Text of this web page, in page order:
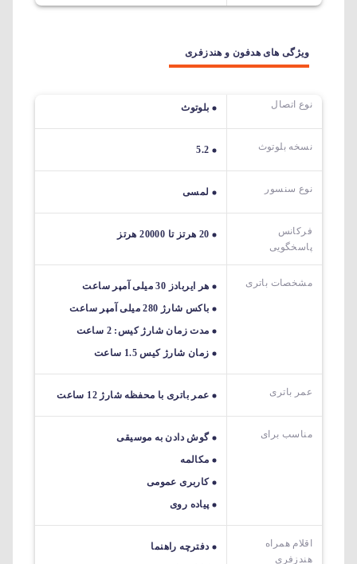
ویژگی های هدفون و هندزفری
نوع اتصال بلوتوث
نسخه بلوتوث 5.2
نوع سنسور لمسی
فرکانس
پاسخگویی
20 هرتز تا 20000 هرتز
مشخصات باتری
هر ایربادز 30 میلی آمپر ساعت
باکس شارژ 280 میلی آمپر ساعت
مدت زمان شارژ کیس: 2 ساعت
زمان شارژ کیس 1.5 ساعت
عمر باتری عمر باتری با محفظه شارژ 12 ساعت
مناسب برای
گوش دادن به موسیقی
مکالمه
کاربری عمومی
پیاده روی
اقلام همراه
هندزفری
دفترچه راهنما